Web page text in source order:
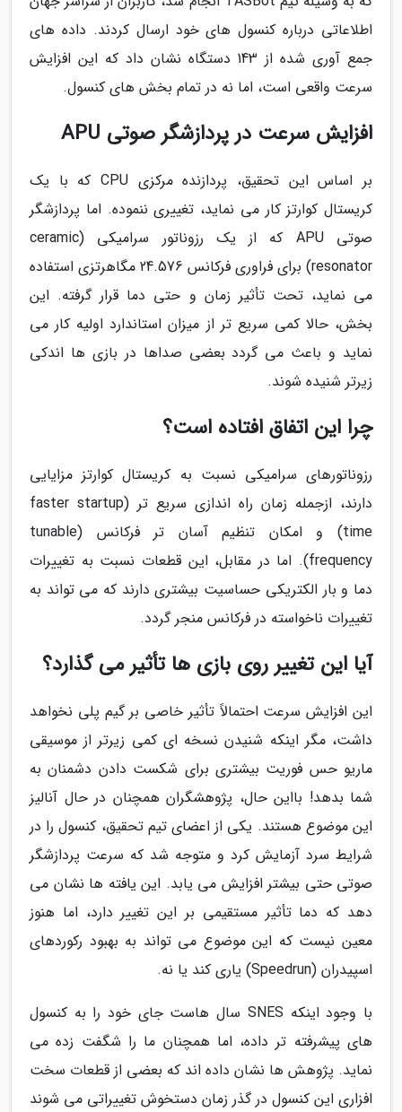
اطلاعاتی درباره کنسول های خود ارسال کردند. داده های
جمع آوری شده از 143 دستگاه نشان داد که این افزایش
سرعت واقعی است، اما نه در تمام بخش های کنسول.
افزایش سرعت در پردازشگر صوتی APU
بر اساس این تحقیق، پردازنده مرکزی CPU که با یک
کریستال کوارتز کار می نماید، تغییری ننموده. اما پردازشگر
صوتی APU که از یک رزوناتور سرامیکی (ceramic
resonator) برای فراوری فرکانس 24.576 مگاهرتزی استفاده
می نماید، تحت تأثیر زمان و حتی دما قرار گرفته. این
بخش، حالا کمی سریع تر از میزان استاندارد اولیه کار می
نماید و باعث می گردد بعضی صداها در بازی ها اندکی
زیرتر شنیده شوند.
چرا این اتفاق افتاده است؟
رزوناتورهای سرامیکی نسبت به کریستال کوارتز مزایایی
دارند، ازجمله زمان راه اندازی سریع تر (faster startup
time) و امکان تنظیم آسان تر فرکانس (tunable
frequency). اما در مقابل، این قطعات نسبت به تغییرات
دما و بار الکتریکی حساسیت بیشتری دارند که می تواند به
تغییرات ناخواسته در فرکانس منجر گردد.
آیا این تغییر روی بازی ها تأثیر می گذارد؟
این افزایش سرعت احتمالاً تأثیر خاصی بر گیم پلی نخواهد
داشت، مگر اینکه شنیدن نسخه ای کمی زیرتر از موسیقی
ماریو حس فوریت بیشتری برای شکست دادن دشمنان به
شما بدهد! بااین حال، پژوهشگران همچنان در حال آنالیز
این موضوع هستند. یکی از اعضای تیم تحقیق، کنسول را در
شرایط سرد آزمایش کرد و متوجه شد که سرعت پردازشگر
صوتی حتی بیشتر افزایش می یابد. این یافته ها نشان می
دهد که دما تأثیر مستقیمی بر این تغییر دارد، اما هنوز
معین نیست که این موضوع می تواند به بهبود رکوردهای
اسپیدران (Speedrun) یاری کند یا نه.
با وجود اینکه SNES سال هاست جای خود را به کنسول
های پیشرفته تر داده، اما همچنان ما را شگفت زده می
نماید. پژوهش ها نشان داده اند که بعضی از قطعات سخت
افزاری این کنسول در گذر زمان دستخوش تغییراتی می شوند